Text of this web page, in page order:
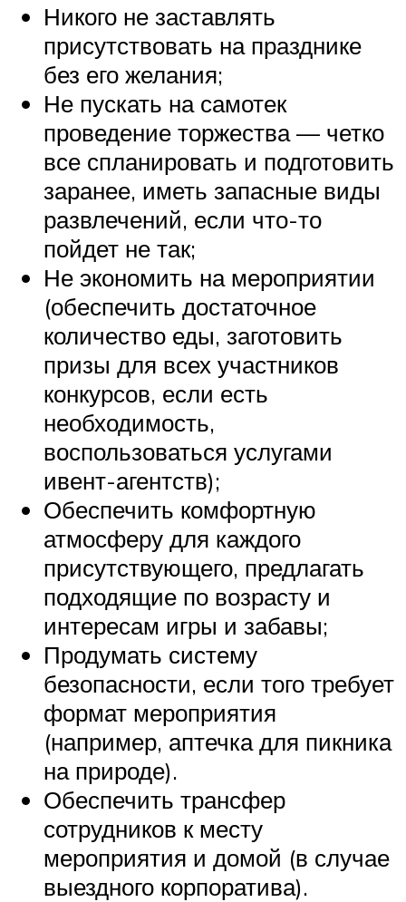
Никого не заставлять
присутствовать на празднике
без его желания;
Не пускать на самотек
проведение торжества — четко
все спланировать и подготовить
заранее, иметь запасные виды
развлечений, если что-то
пойдет не так;
Не экономить на мероприятии
(обеспечить достаточное
количество еды, заготовить
призы для всех участников
конкурсов, если есть
необходимость,
воспользоваться услугами
ивент-агентств);
Обеспечить комфортную
атмосферу для каждого
присутствующего, предлагать
подходящие по возрасту и
интересам игры и забавы;
Продумать систему
безопасности, если того требует
формат мероприятия
(например, аптечка для пикника
на природе).
Обеспечить трансфер
сотрудников к месту
мероприятия и домой (в случае
выездного корпоратива).